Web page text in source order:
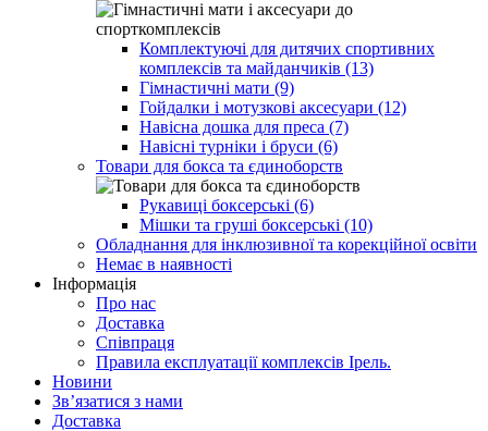
Комплектуючі для дитячих спортивних
комплексів та майданчиків (13)
Гімнастичні мати (9)
Гойдалки і мотузкові аксесуари (12)
Навісна дошка для преса (7)
Навісні турніки і бруси (6)
Товари для бокса та єдиноборств
Рукавиці боксерські (6)
Мішки та груші боксерські (10)
Обладнання для інклюзивної та корекційної освіти
Немає в наявності
Інформація
Про нас
Доставка
Співпраця
Правила експлуатації комплексів Ірель.
Новини
Зв’язатися з нами
Доставка